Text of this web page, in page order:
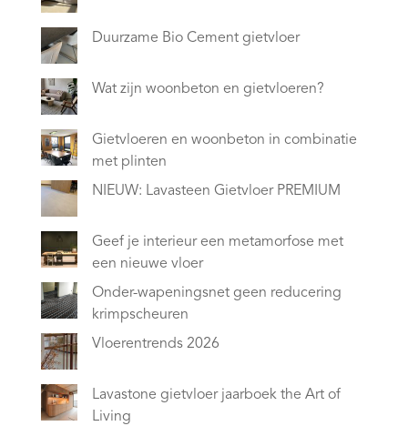
Duurzame Bio Cement gietvloer
Wat zijn woonbeton en gietvloeren?
Gietvloeren en woonbeton in combinatie
met plinten
NIEUW: Lavasteen Gietvloer PREMIUM
Geef je interieur een metamorfose met
een nieuwe vloer
Onder-wapeningsnet geen reducering
krimpscheuren
Vloerentrends 2026
Lavastone gietvloer jaarboek the Art of
Living